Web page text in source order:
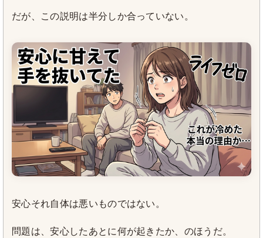
だが、この説明は半分しか合っていない。
安心それ自体は悪いものではない。
問題は、安心したあとに何が起きたか、のほうだ。